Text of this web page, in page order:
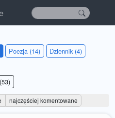
Poezja (14)
Dziennik (4)
najczęściej komentowane